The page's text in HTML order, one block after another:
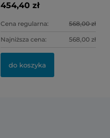
454,40 zł
Cena regularna: 568,00 zł
Najniższa cena: 568,00 zł
do koszyka